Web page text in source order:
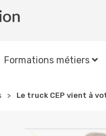
Formations métiers
Le truck CEP vient à